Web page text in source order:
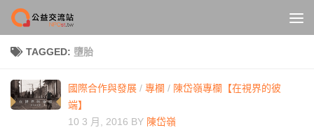
Skip to content
TAGGED: 墮胎
國際合作與發展 / 專欄 / 陳岱嶺專欄【在視界的彼
端】
10 3 月, 2016 BY 陳岱嶺